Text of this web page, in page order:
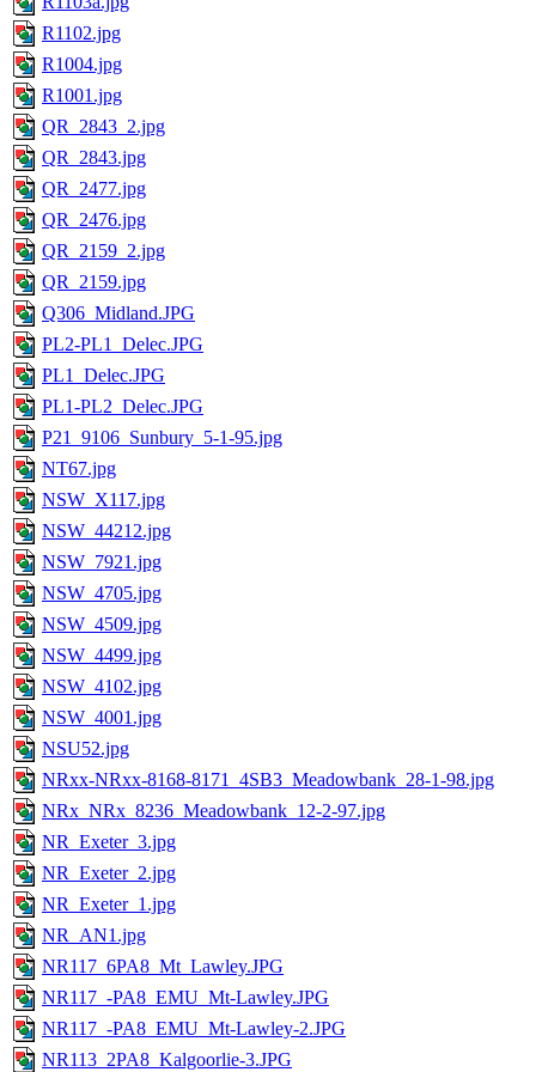
R1102.jpg
R1004.jpg
R1001.jpg
QR_2843_2.jpg
QR_2843.jpg
QR_2477.jpg
QR_2476.jpg
QR_2159_2.jpg
QR_2159.jpg
Q306_Midland.JPG
PL2-PL1_Delec.JPG
PL1_Delec.JPG
PL1-PL2_Delec.JPG
P21_9106_Sunbury_5-1-95.jpg
NT67.jpg
NSW_X117.jpg
NSW_44212.jpg
NSW_7921.jpg
NSW_4705.jpg
NSW_4509.jpg
NSW_4499.jpg
NSW_4102.jpg
NSW_4001.jpg
NSU52.jpg
NRxx-NRxx-8168-8171_4SB3_Meadowbank_28-1-98.jpg
NRx_NRx_8236_Meadowbank_12-2-97.jpg
NR_Exeter_3.jpg
NR_Exeter_2.jpg
NR_Exeter_1.jpg
NR_AN1.jpg
NR117_6PA8_Mt_Lawley.JPG
NR117_-PA8_EMU_Mt-Lawley.JPG
NR117_-PA8_EMU_Mt-Lawley-2.JPG
NR113_2PA8_Kalgoorlie-3.JPG